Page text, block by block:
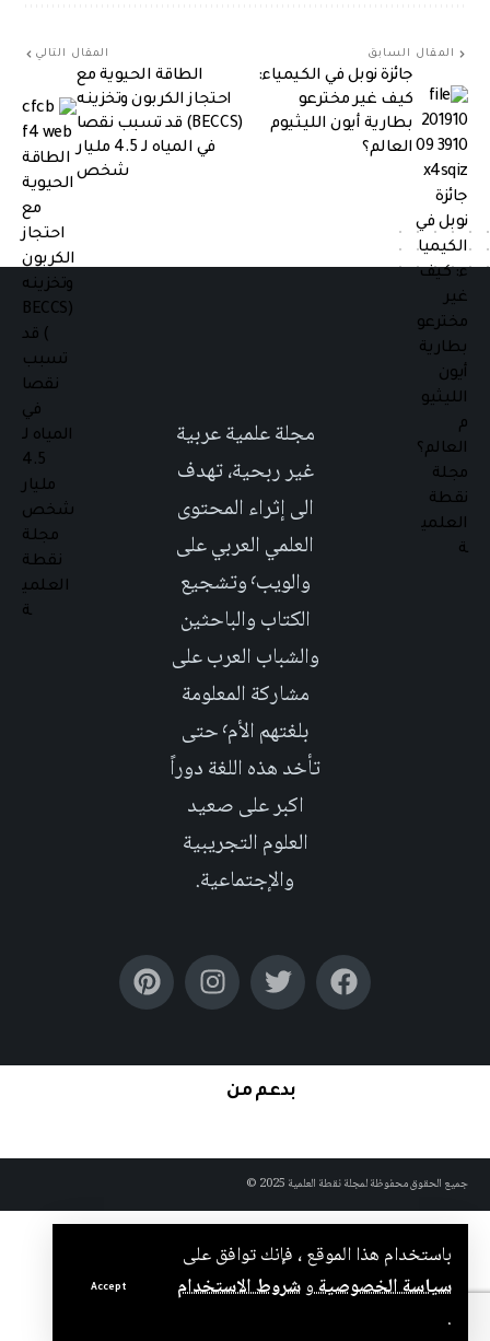
باستخدام هذا الموقع ، فإنك توافق على
سياسة الخصوصيةوشروط الاستخدام
.
Accept
المقال السابق
جائزة نوبل في الكيمياء:
كيف غير مخترعو
بطارية أيون الليثيوم
العالم؟
المقال التالي
الطاقة الحيوية مع
احتجاز الكربون وتخزينه
(BECCS) قد تسبب نقصا
في المياه لـ 4.5 مليار
شخص
مجلة علمية عربية
غير ربحية، تهدف
الى إثراء المحتوى
العلمي العربي على
والويب٬ وتشجيع
الكتاب والباحثين
والشباب العرب على
مشاركة المعلومة
بلغتهم الأم٬ حتى
تأخد هذه اللغة دوراً
اكبر على صعيد
العلوم التجريبية
والإجتماعية.
بدعم من
جميع الحقوق محفوظة لمجلة نقطة العلمية 2025 ©